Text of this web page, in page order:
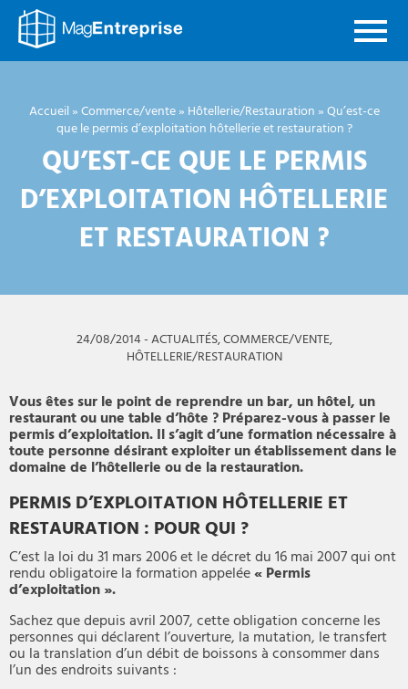
Mag
Entreprise
Accueil»Commerce/vente» Hôtellerie/Restauration »Qu’est-ce
que le permis d’exploitation hôtellerie et restauration ?
QU’EST-CE QUE LE PERMIS
D’EXPLOITATION HÔTELLERIE
ET RESTAURATION ?
24/08/2014-ACTUALITÉS,COMMERCE/VENTE,
HÔTELLERIE/RESTAURATION
Vous êtes sur le point de reprendre un bar, un hôtel, un
restaurant ou une table d’hôte ? Préparez-vous à passer le
permis d’exploitation. Il s’agit d’une formation nécessaire à
toute personne désirant exploiter un établissement dans le
domaine de l’hôtellerie ou de la restauration.
PERMIS D’EXPLOITATION HÔTELLERIE ET
RESTAURATION : POUR QUI ?
C’est la loi du 31 mars 2006 et le décret du 16 mai 2007 qui ont
rendu obligatoire la formation appelée« Permis
d’exploitation».
Sachez que depuis avril 2007, cette obligation concerne les
personnes qui déclarent l’ouverture, la mutation, le transfert
ou la translation d’un débit de boissons à consommer dans
l’un des endroits suivants :